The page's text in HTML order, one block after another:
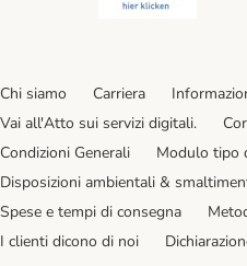
Chi siamo Carriera
Vai all'Atto sui servizi digitali.
Condizioni Generali
Modulo tipo
Disposizioni ambientali &
Spese e tempi di consegna
I clienti dicono di noi